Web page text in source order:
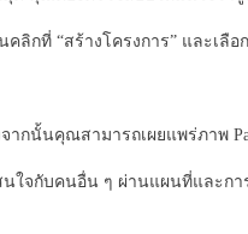
ลิกที่ “สร้างโครงการ” และเลื
นั้นคุณสามารถเผยแพร่ภาพ
สนใจกับคนอื่น ๆ ผ่านแผนที่และก